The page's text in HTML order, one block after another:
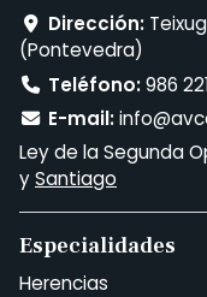
Dirección:
(Pontevedra)
Teléfono:986
E-mail:
Ley de la Segunda
ySantiago
Especialidades
Herencias